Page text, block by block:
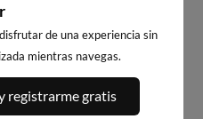
PLAYA DEL FORTI
de una experiencia sin
mientras navegas.
registrarme gratis